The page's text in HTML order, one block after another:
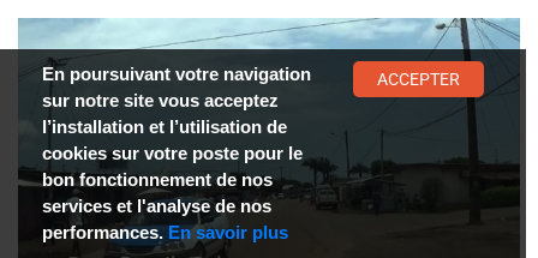
En poursuivant votre navigation
sur notre site vous acceptez
l’installation et l’utilisation de
cookies sur votre poste pour le
bon fonctionnement de nos
services et l'analyse de nos
performances.En savoir plus
ACCEPTER